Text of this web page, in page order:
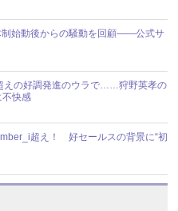
制始動後からの騒動を回顧――公式サ
えの好調発進のウラで……狩野英孝の
不快感
超え！ 好セールスの背景に“初